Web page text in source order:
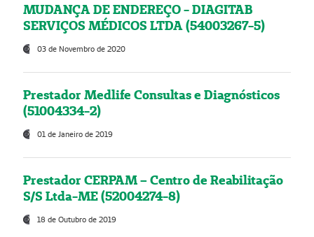
MUDANÇA DE ENDEREÇO - DIAGITAB
SERVIÇOS MÉDICOS LTDA (54003267-5)
03 de Novembro de 2020
Prestador Medlife Consultas e Diagnósticos
(51004334-2)
01 de Janeiro de 2019
Prestador CERPAM – Centro de Reabilitação
S/S Ltda-ME (52004274-8)
18 de Outubro de 2019